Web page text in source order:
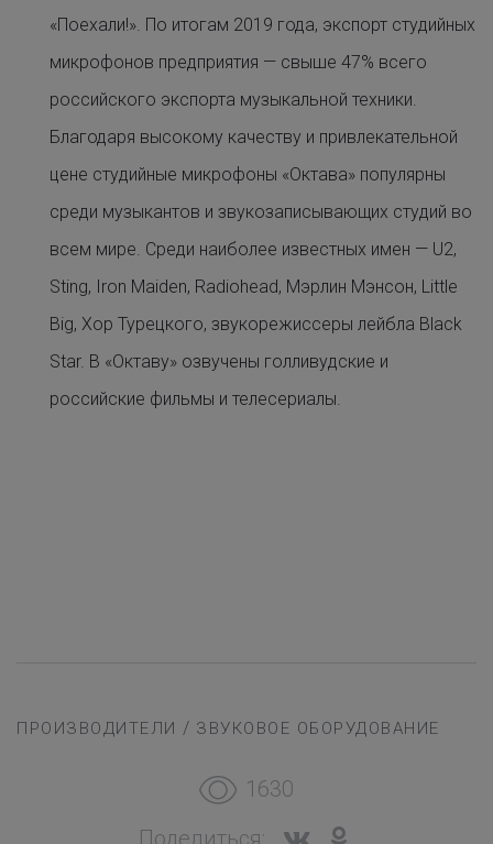
«Поехали!». По итогам 2019 года, экспорт студийных
микрофонов предприятия — свыше 47% всего
российского экспорта музыкальной техники.
Благодаря высокому качеству и привлекательной
цене студийные микрофоны «Октава» популярны
среди музыкантов и звукозаписывающих студий во
всем мире. Среди наиболее известных имен — U2,
Sting, Iron Maiden, Radiohead, Мэрлин Мэнсон, Little
Big, Хор Турецкого, звукорежиссеры лейбла Black
Star. В «Октаву» озвучены голливудские и
российские фильмы и телесериалы.
ПРОИЗВОДИТЕЛИ / ЗВУКОВОЕ ОБОРУДОВАНИЕ
1630
Поделиться: